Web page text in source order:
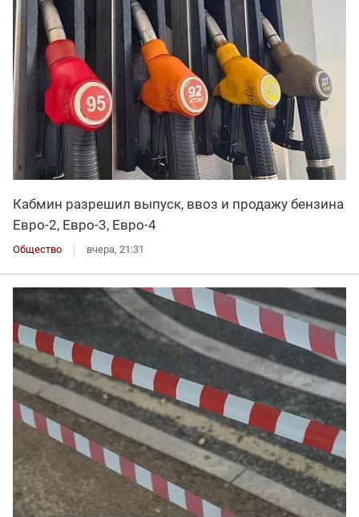
Кабмин разрешил выпуск, ввоз и продажу бензина
Евро-2, Евро-3, Евро-4
Общество вчера, 21:31